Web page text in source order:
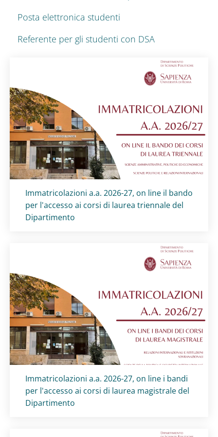
Posta elettronica studenti
Referente per gli studenti con DSA
Titolo card:
Immatricolazioni a.a. 2026-27, on line il bando
per l'accesso ai corsi di laurea triennale del
Dipartimento
Titolo card:
Immatricolazioni a.a. 2026-27, on line i bandi
per l'accesso ai corsi di laurea magistrale del
Dipartimento